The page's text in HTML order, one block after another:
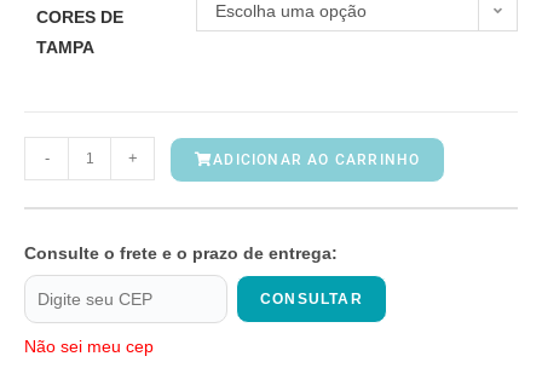
CORES DE
TAMPA
Escolha uma opção
- + ADICIONAR AO CARRINHO
Consulte o frete e o prazo de entrega:
CONSULTAR
Não sei meu cep